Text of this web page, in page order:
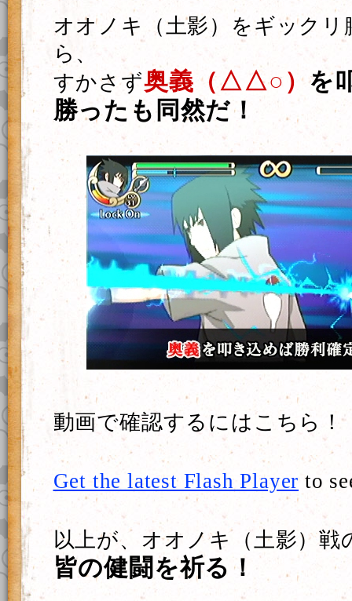
オオノキ（土影）をギックリ
ら、
すかさず奥義（△△○）を
勝ったも同然だ！
動画で確認するにはこちら！
Get the latest Flash Player to
以上が、オオノキ（土影）戦
皆の健闘を祈る！